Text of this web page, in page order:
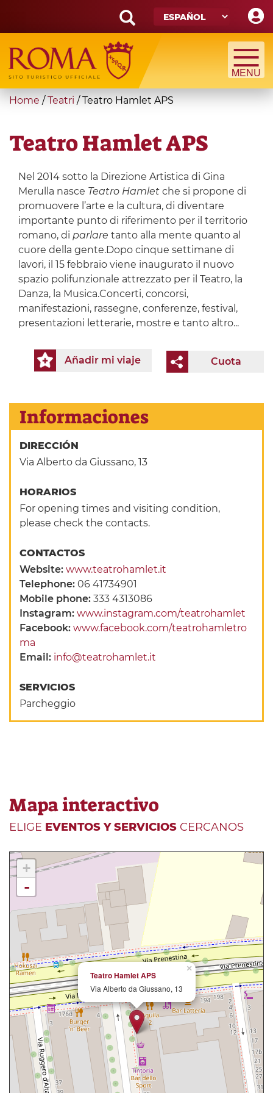
main
content
Search
form
Búsqueda
You
here
Home / Teatri /Teatro Hamlet APS
Teatro Hamlet APS
Nel 2014 sotto la Direzione Artistica di Gina
Merulla nasce Teatro Hamletche si propone di
promuovere l’arte e la cultura, di diventare
importante punto di riferimento per il territorio
romano, di parlare tanto alla mente quanto al
cuore della gente.Dopo cinque settimane di
lavori, il 15 febbraio viene inaugurato il nuovo
spazio polifunzionale attrezzato per il Teatro, la
Danza, la Musica.Concerti, concorsi,
manifestazioni, rassegne, conferenze, festival,
presentazioni letterarie, mostre e tanto altro...
Cuota
Añadir mi viaje
Informaciones
DIRECCIÓN
Via Alberto da Giussano, 13
HORARIOS
For opening times and visiting condition,
please check the contacts.
CONTACTOS
Website:www.teatrohamlet.it
Telephone:06 41734901
Mobile phone:333 4313086
Instagram:www.instagram.com/teatrohamlet
Facebook:www.facebook.com/teatrohamletro
ma
Email: info@teatrohamlet.it
SERVICIOS
Parcheggio
Mapa interactivo
ELIGE EVENTOS Y SERVICIOS CERCANOS
×
Teatro Hamlet APS
Via Alberto da Giussano, 13
+
-